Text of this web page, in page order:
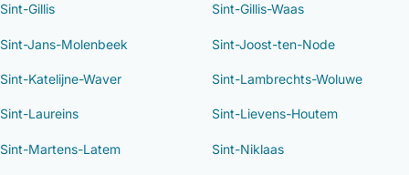
Sint-Gillis Sint-Gillis-Waas
Sint-Jans-Molenbeek Sint-Joost-ten-Node
Sint-Katelijne-Waver Sint-Lambrechts-Woluwe
Sint-Laureins Sint-Lievens-Houtem
Sint-Martens-Latem Sint-Niklaas